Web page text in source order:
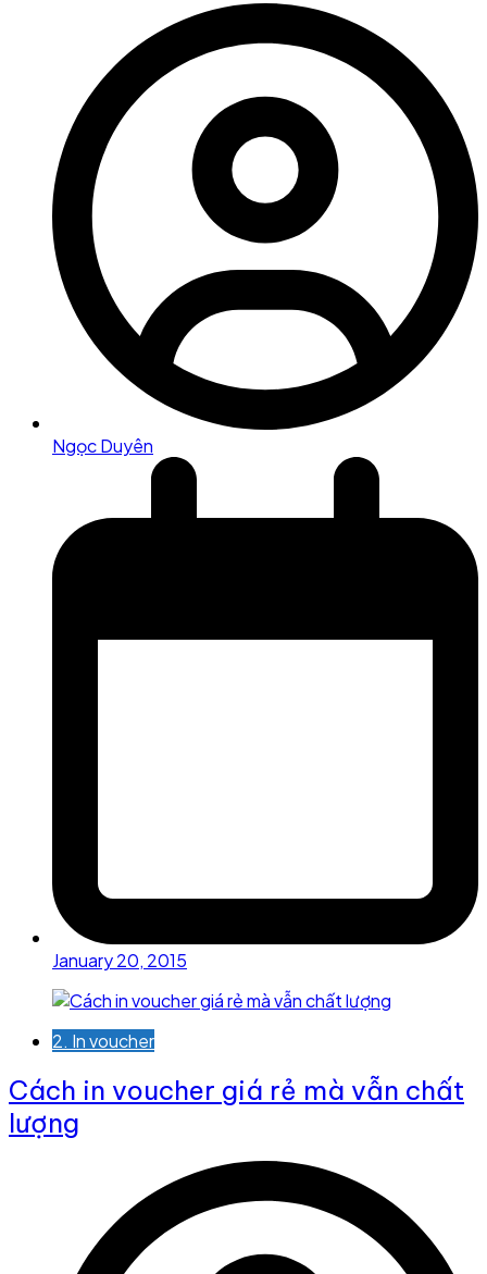
Ngọc Duyên
January 20, 2015
2. In voucher
Cách in voucher giá rẻ mà vẫn chất
lượng